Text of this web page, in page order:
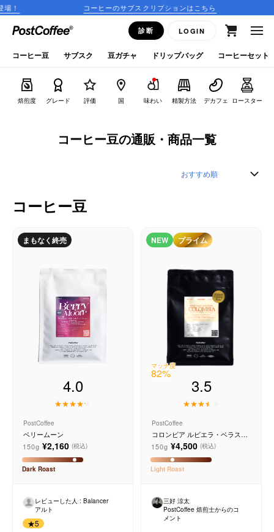
コーヒーのサブスクリプションはこちら
診断 LOGIN
close
ログイン
新規会員登録
豆ガチャ
ドリップバッグ
コーヒーセット
ミルク・フード類
アクセサリ
ギフトセット
リキッド
特集
卸販売
焙煎度 グレード 評価 国 味わい 精製方法 デカフェ ロースター
コーヒー豆の通販・商品一覧
コーヒー豆
まもなく終売
4.0
PostCoffee
ベリームーン
150g ¥2,160 (税込)
Dark Roast
レビューした人 : Balancer
アルト
★5
NEW プライム
マッチ度
82%
3.5
PostCoffee
コロンビア ルビエラ・ベラスケ
ス ゲイシャ ウォッシュド
150g ¥4,500 (税込)
Light Roast
三好 涼太
PostCoffee 焙煎士からのコ
メント
コーヒー豆 サブスク 豆ガチャ ドリップバッグ コーヒーセット